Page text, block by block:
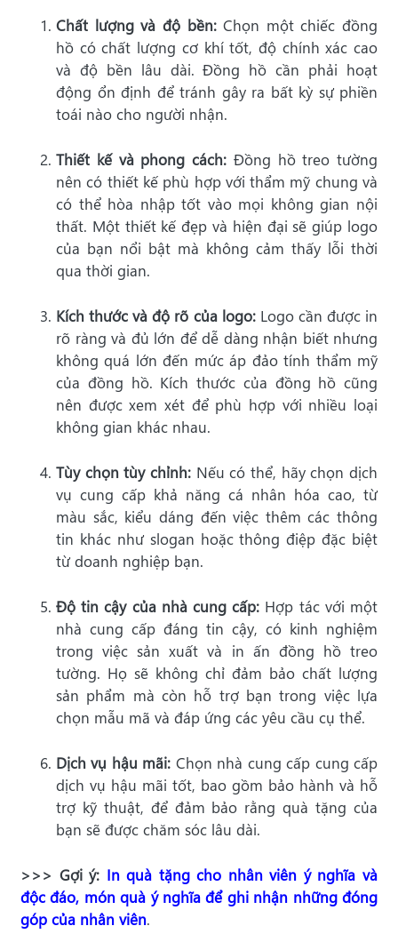
Chất lượng và độ bền:Chọn một chiếc đồng
hồ có chất lượng cơ khí tốt, độ chính xác cao
và độ bền lâu dài. Đồng hồ cần phải hoạt
động ổn định để tránh gây ra bất kỳ sự phiền
toái nào cho người nhận.
Thiết kế và phong cách: Đồng hồ treo tường
nên có thiết kế phù hợp với thẩm mỹ chung và
có thể hòa nhập tốt vào mọi không gian nội
thất. Một thiết kế đẹp và hiện đại sẽ giúp logo
của bạn nổi bật mà không cảm thấy lỗi thời
qua thời gian.
Kích thước và độ rõ của logo:Logo cần được in
rõ ràng và đủ lớn để dễ dàng nhận biết nhưng
không quá lớn đến mức áp đảo tính thẩm mỹ
của đồng hồ. Kích thước của đồng hồ cũng
nên được xem xét để phù hợp với nhiều loại
không gian khác nhau.
Tùy chọn tùy chỉnh: Nếu có thể, hãy chọn dịch
vụ cung cấp khả năng cá nhân hóa cao, từ
màu sắc, kiểu dáng đến việc thêm các thông
tin khác như slogan hoặc thông điệp đặc biệt
từ doanh nghiệp bạn.
Độ tin cậy của nhà cung cấp: Hợp tác với một
nhà cung cấp đáng tin cậy, có kinh nghiệm
trong việc sản xuất và in ấn đồng hồ treo
tường. Họ sẽ không chỉ đảm bảo chất lượng
sản phẩm mà còn hỗ trợ bạn trong việc lựa
chọn mẫu mã và đáp ứng các yêu cầu cụ thể.
Dịch vụ hậu mãi: Chọn nhà cung cấp cung cấp
dịch vụ hậu mãi tốt, bao gồm bảo hành và hỗ
trợ kỹ thuật, để đảm bảo rằng quà tặng của
bạn sẽ được chăm sóc lâu dài.
>>> Gợi ý: In quà tặng cho nhân viên ý nghĩa và
độc đáo, món quà ý nghĩa để ghi nhận những đóng
góp của nhân viên.